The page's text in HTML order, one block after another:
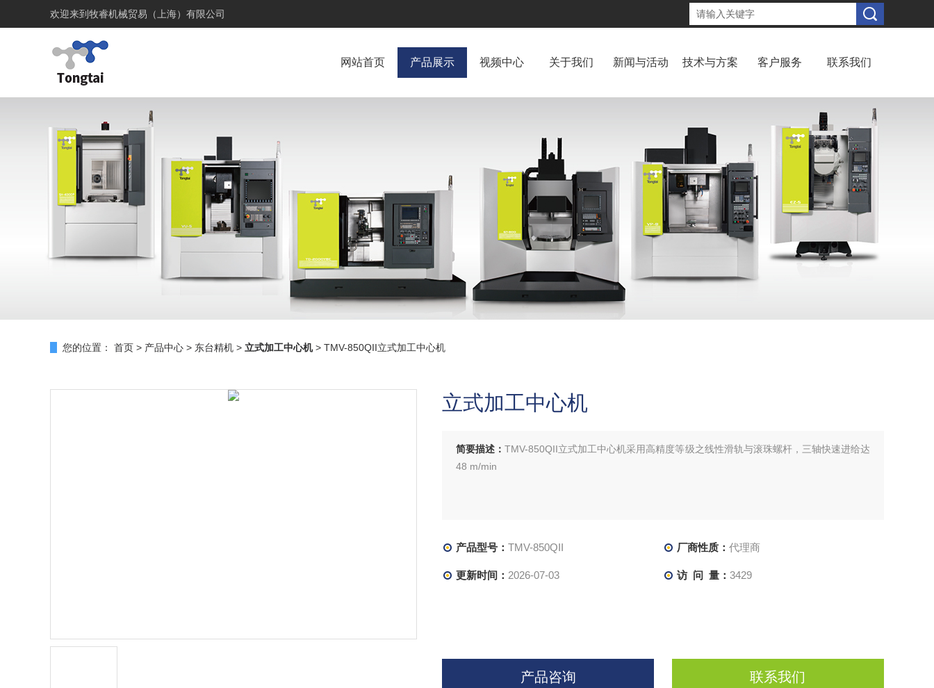
欢迎来到 牧睿机械贸易（上海）有限公司
网站首页 产品展示 视频中心 关于我们 新闻与活动 技术与方案 客户服务 联系我们
您的位置： 首页 > 产品中心 > 东台精机 > 立式加工中心机> TMV-850QII立式加工中心机
立式加工中心机
简要描述：TMV-850QII立式加工中心机采用高精度等级之线性滑轨与滚珠螺杆，三轴快速进给达
48 m/min
产品型号： TMV-850QII 厂商性质： 代理商
更新时间： 2026-07-03 访 问 量： 3429
产品咨询 联系我们